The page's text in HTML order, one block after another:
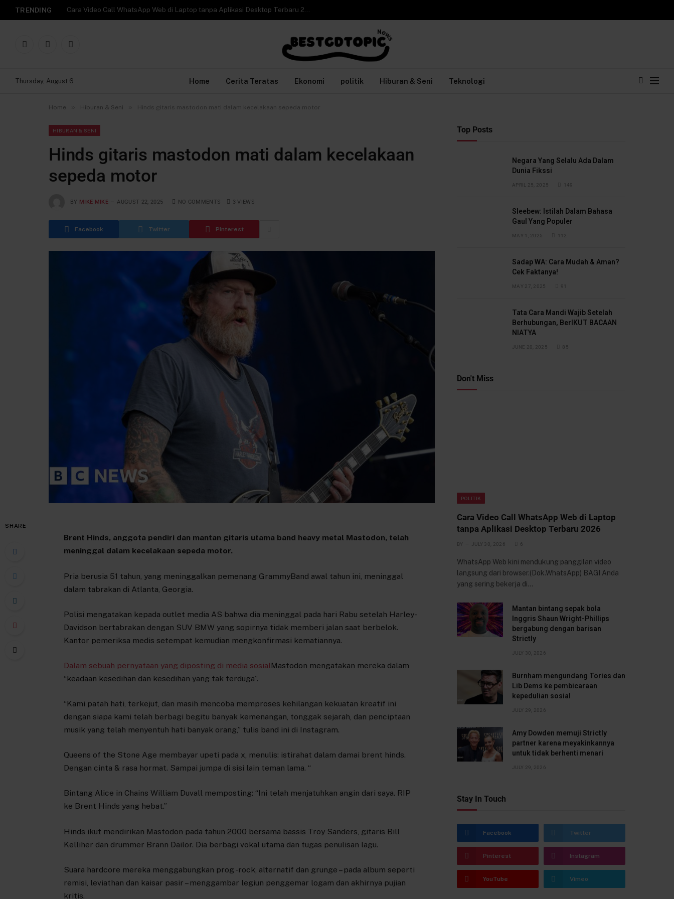
TRENDING Cara Video Call WhatsApp Web di Laptop tanpa Aplikasi Desktop Terbaru 2026
Facebook
X
Instagram
Thursday, August 6 Home Cerita Teratas Ekonomi politik Hiburan & Seni Teknologi
Home Hiburan & Seni Hinds gitaris mastodon mati dalam kecelakaan sepeda motor
HIBURAN & SENI
Hinds gitaris mastodon mati dalam kecelakaan
sepeda motor
BY MIKE MIKE AUGUST 22, 2025 NO COMMENTS 3VIEWS
Facebook Twitter Pinterest
SHARE
Brent Hinds, anggota pendiri dan mantan gitaris utama band heavy metal Mastodon, telah
meninggal dalam kecelakaan sepeda motor.
Pria berusia 51 tahun, yang meninggalkan pemenang GrammyBand awal tahun ini, meninggal
dalam tabrakan di Atlanta, Georgia.
Polisi mengatakan kepada outlet media AS bahwa dia meninggal pada hari Rabu setelah Harley-
Davidson bertabrakan dengan SUV BMW yang sopirnya tidak memberi jalan saat berbelok.
Kantor pemeriksa medis setempat kemudian mengkonfirmasi kematiannya.
Dalam sebuah pernyataan yang diposting di media sosialMastodon mengatakan mereka dalam
“keadaan kesedihan dan kesedihan yang tak terduga”.
“Kami patah hati, terkejut, dan masih mencoba memproses kehilangan kekuatan kreatif ini
dengan siapa kami telah berbagi begitu banyak kemenangan, tonggak sejarah, dan penciptaan
musik yang telah menyentuh hati banyak orang,” tulis band ini di Instagram.
Queens of the Stone Age membayar upeti pada x, menulis: istirahat dalam damai brent hinds.
Dengan cinta & rasa hormat. Sampai jumpa di sisi lain teman lama. “
Bintang Alice in Chains William Duvall memposting: “Ini telah menjatuhkan angin dari saya. RIP
ke Brent Hinds yang hebat.”
Hinds ikut mendirikan Mastodon pada tahun 2000 bersama bassis Troy Sanders, gitaris Bill
Kelliher dan drummer Brann Dailor. Dia berbagi vokal utama dan tugas penulisan lagu.
Suara hardcore mereka menggabungkan prog -rock, alternatif dan grunge – pada album seperti
remisi, leviathan dan kaisar pasir – menggambar legiun penggemar logam dan akhirnya pujian
kritis.
Top Posts
Negara Yang Selalu Ada Dalam
Dunia Fikssi
APRIL 25, 2025 149
Sleebew: Istilah Dalam Bahasa
Gaul Yang Populer
MAY 1, 2025 112
Sadap WA: Cara Mudah & Aman?
Cek Faktanya!
MAY 27, 2025 91
Tata Cara Mandi Wajib Setelah
Berhubungan, BerIKUT BACAAN
NIATYA
JUNE 20, 2025 85
Don't Miss
POLITIK
Cara Video Call WhatsApp Web di Laptop
tanpa Aplikasi Desktop Terbaru 2026
BY JULY 30, 2026 6
WhatsApp Web kini mendukung panggilan video
langsung dari browser.(Dok.WhatsApp) BAGI Anda
yang sering bekerja di…
Mantan bintang sepak bola
Inggris Shaun Wright-Phillips
bergabung dengan barisan
Strictly
JULY 30, 2026
Burnham mengundang Tories dan
Lib Dems ke pembicaraan
kepedulian sosial
JULY 29, 2026
Amy Dowden memuji Strictly
partner karena meyakinkannya
untuk tidak berhenti menari
JULY 29, 2026
Stay In Touch
Facebook Twitter
Pinterest Instagram
YouTube Vimeo